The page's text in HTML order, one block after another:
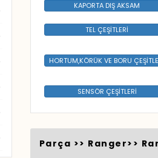
KAPORTA DIŞ AKSAM
TEL ÇEŞİTLERİ
HORTUM,KÖRÜK VE BORU
SENSÖR ÇEŞİTLERİ
Parça >> Ranger>>